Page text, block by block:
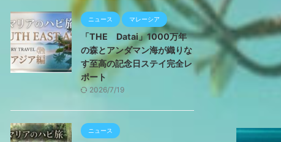
ニュース マレーシア
「THE Datai」1000万年
の森とアンダマン海が織りな
す至高の記念日ステイ完全レ
ポート
2026/7/19
ニュース